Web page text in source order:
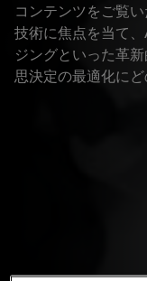
コンテンツをご覧
技術に焦点を当て
ジングといった革
思決定の最適化に